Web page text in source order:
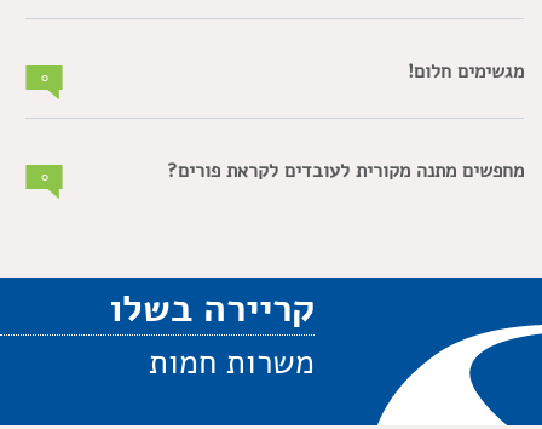
מגשימים חלום!
מחפשים מתנה מקורית לעובדים לקראת פורים?
קריירה בשלו
משרות חמות